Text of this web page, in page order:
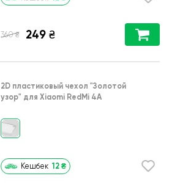
360 ₴ 249 ₴
2D пластиковый чехол "Золотой
узор" для Xiaomi RedMi 4A
Кешбек 12 ₴